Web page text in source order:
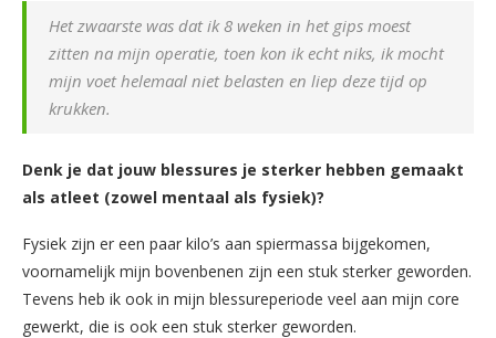
Het zwaarste was dat ik 8 weken in het gips moest
zitten na mijn operatie, toen kon ik echt niks, ik mocht
mijn voet helemaal niet belasten en liep deze tijd op
krukken.
Denk je dat jouw blessures je sterker hebben gemaakt
als atleet (zowel mentaal als fysiek)?
Fysiek zijn er een paar kilo’s aan spiermassa bijgekomen,
voornamelijk mijn bovenbenen zijn een stuk sterker geworden.
Tevens heb ik ook in mijn blessureperiode veel aan mijn core
gewerkt, die is ook een stuk sterker geworden.